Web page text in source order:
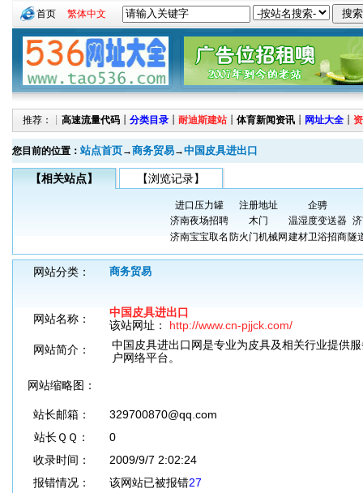
首页 繁体中文
推荐：┊ 高速流量代码 ┊ 分类目录 ┊ 耐迪斯建站 ┊ 体育新闻资讯 ┊ 网址大全 ┊
您目前的位置： 站点首页→商务贸易→中国皮具进出口
【相关站点】 【浏览记录】
进口压力罐 注册地址
企骋
济南夜场招聘
木门 温湿度变送器
济南宝宝取名 防火门机械网 建材卫浴招商隧
网站分类： 商务贸易
网站名称：
中国皮具进出口
该站网址： http://www.cn-pjjck.com/
网站简介：
中国皮具进出口网是专业为皮具及相关行业提供
户网络平台。
网站缩略图：
站长邮箱：
329700870@qq.com
站长ＱＱ：
0
收录时间：
2009/9/7 2:02:24
报错情况：
该网站已被报错27